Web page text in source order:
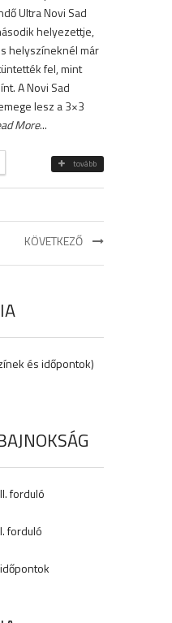
Ultra Novi Sad
helyezettje,
helyszíneknél már
fel, mint
A Novi Sad
lesz a 3×3
More...
tovább
KÖVETKEZŐ
és időpontok)
forduló
forduló